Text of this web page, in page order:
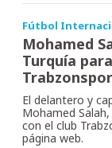
Fútbol
Mohamed
Turquía
Trabzonspor
El delantero y
Mohamed
con el club
página web.